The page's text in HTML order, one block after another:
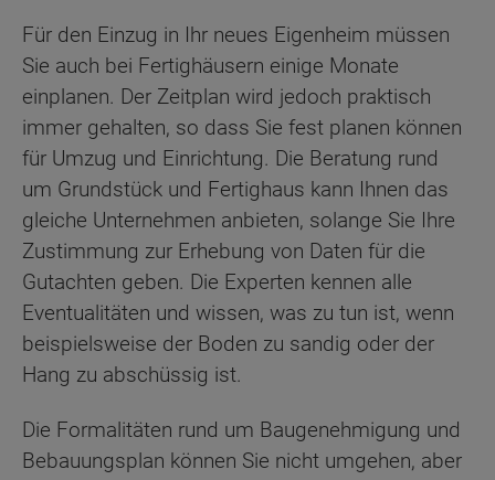
Für den Einzug in Ihr neues Eigenheim müssen
Sie auch bei Fertighäusern einige Monate
einplanen. Der Zeitplan wird jedoch praktisch
immer gehalten, so dass Sie fest planen können
für Umzug und Einrichtung. Die Beratung rund
um Grundstück und Fertighaus kann Ihnen das
gleiche Unternehmen anbieten, solange Sie Ihre
Zustimmung zur Erhebung von Daten für die
Gutachten geben. Die Experten kennen alle
Eventualitäten und wissen, was zu tun ist, wenn
beispielsweise der Boden zu sandig oder der
Hang zu abschüssig ist.
Die Formalitäten rund um Baugenehmigung und
Bebauungsplan können Sie nicht umgehen, aber